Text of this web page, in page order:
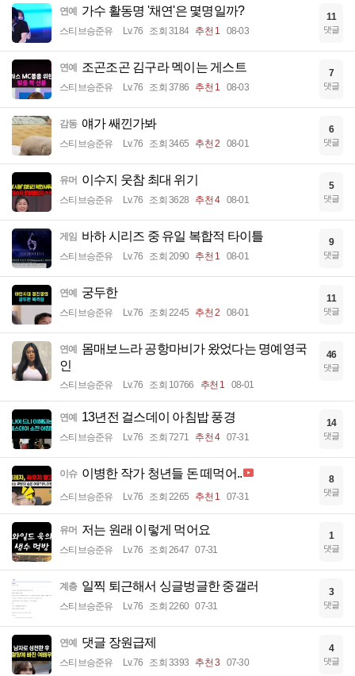
연예 가수 활동명 '채연'은 몇명일까?
스티브승준유 Lv.76 조회 3184 추천 1 08-03
11
댓글
연예 조곤조곤 김구라 멕이는 게스트
스티브승준유 Lv.76 조회 3786 추천 1 08-03
7
댓글
감동 얘가 쌔낀가봐
스티브승준유 Lv.76 조회 3465 추천 2 08-01
6
댓글
유머 이수지 웃참 최대 위기
스티브승준유 Lv.76 조회 3628 추천 4 08-01
5
댓글
게임 바하 시리즈 중 유일 복합적 타이틀
스티브승준유 Lv.76 조회 2090 추천 1 08-01
9
댓글
연예 궁두한
스티브승준유 Lv.76 조회 2245 추천 2 08-01
11
댓글
연예
몸매보느라 공항마비가 왔었다는 명예영국
인
스티브승준유 Lv.76 조회 10766 추천 1 08-01
46
댓글
연예 13년전 걸스데이 아침밥 풍경
스티브승준유 Lv.76 조회 7271 추천 4 07-31
14
댓글
이슈 이병한 작가 청년들 돈 떼먹어..
스티브승준유 Lv.76 조회 2265 추천 1 07-31
8
댓글
유머 저는 원래 이렇게 먹어요
스티브승준유 Lv.76 조회 2647 07-31
1
댓글
계층 일찍 퇴근해서 싱글벙글한 중갤러
스티브승준유 Lv.76 조회 2260 07-31
3
댓글
연예 댓글 장원급제
스티브승준유 Lv.76 조회 3393 추천 3 07-30
4
댓글